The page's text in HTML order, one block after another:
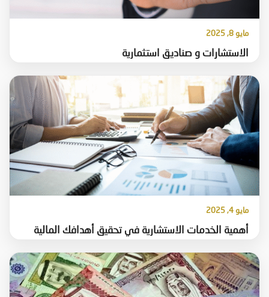
الاستشارات و صناديق استثمارية
مايو 8, 2025
أهمية الخدمات الاستشارية في تحقيق أهدافك المالية
مايو 4, 2025